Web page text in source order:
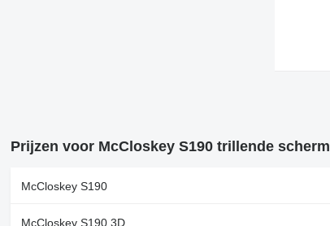
Prijzen voor McCloskey S190 trillende scherm
McCloskey S190
McCloskey S190 3D